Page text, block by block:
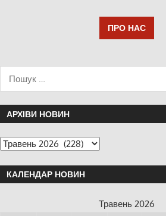
ПРО НАС
АРХІВИ НОВИН
КАЛЕНДАР НОВИН
Травень 2026